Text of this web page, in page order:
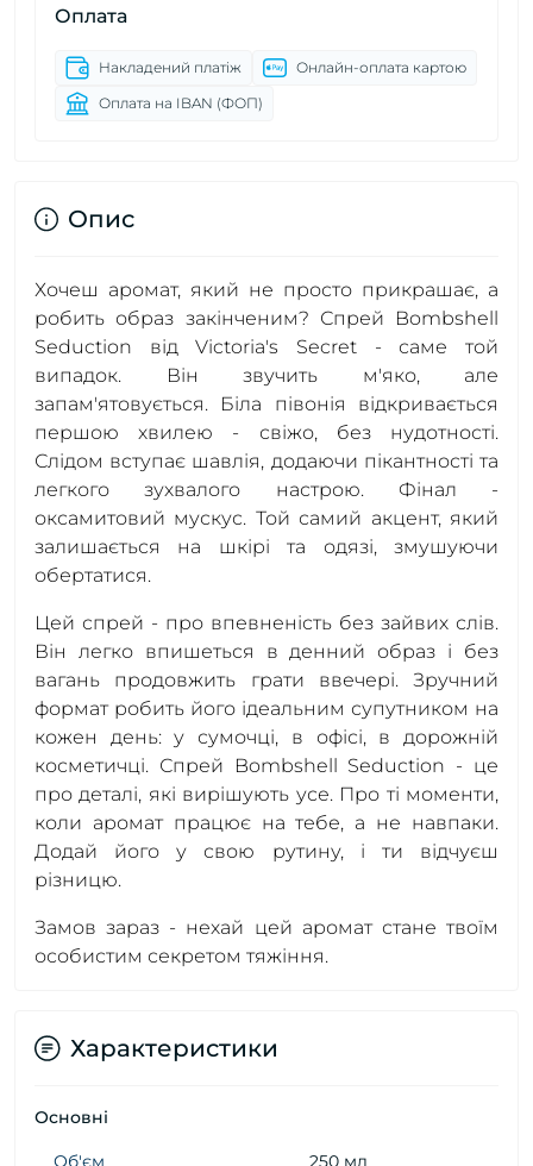
Оплата
Накладений платіж
Онлайн-оплата картою
Оплата на IBAN (ФОП)
Опис
Хочеш аромат, який не просто прикрашає, а
робить образ закінченим? Спрей Bombshell
Seduction від Victoria's Secret - саме той
випадок. Він звучить м'яко, але
запам'ятовується. Біла півонія відкривається
першою хвилею - свіжо, без нудотності.
Слідом вступає шавлія, додаючи пікантності та
легкого зухвалого настрою. Фінал -
оксамитовий мускус. Той самий акцент, який
залишається на шкірі та одязі, змушуючи
обертатися.
Цей спрей - про впевненість без зайвих слів.
Він легко впишеться в денний образ і без
вагань продовжить грати ввечері. Зручний
формат робить його ідеальним супутником на
кожен день: у сумочці, в офісі, в дорожній
косметичці. Спрей Bombshell Seduction - це
про деталі, які вирішують усе. Про ті моменти,
коли аромат працює на тебе, а не навпаки.
Додай його у свою рутину, і ти відчуєш
різницю.
Замов зараз - нехай цей аромат стане твоїм
особистим секретом тяжіння.
Характеристики
Основні
Об'єм 250 мл